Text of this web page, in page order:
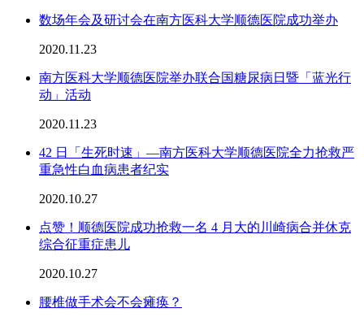
数场年会及研讨会在南方医科大学顺德医院成功举办
2020.11.23
南方医科大学顺德医院举办联合国糖尿病日暨「蓝光行
动」活动
2020.11.23
42 日「生死时速」—南方医科大学顺德医院全力抢救严
重急性白血病患者纪实
2020.10.27
点赞！顺德医院成功抢救一名 4 月大的川崎病合并休克
综合征重症患儿
2020.10.27
腰椎做手术会不会瘫痪？